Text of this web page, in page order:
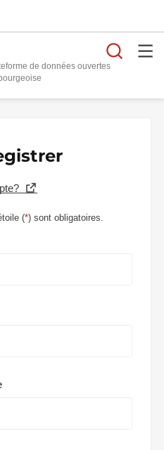
de données ouvertes
(*) sont obligatoires.